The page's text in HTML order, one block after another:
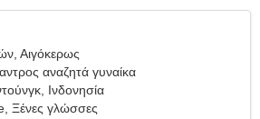
Αιγόκερως
αναζητά γυναίκα
Ινδονησία
Ξένες γλώσσες